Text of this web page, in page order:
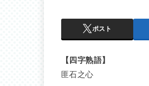
ポスト
【四字熟語】
匪石之心